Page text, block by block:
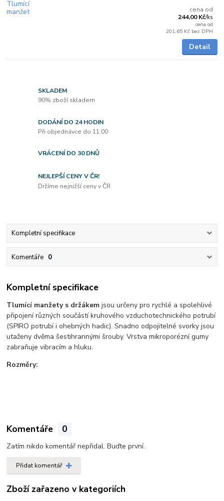
cena od
244,00 Kč/ks
cena od
201,65 Kč bez DPH
Detail
SKLADEM
90% zboží skladem
DODÁNÍ DO 24 HODIN
Při objednávce do 11:00
VRÁCENÍ DO 30 DNŮ
NEJLEPŠÍ CENY V ČR!
Držíme nejnižší ceny v ČR
Kompletní specifikace
Komentáře 0
Kompletní specifikace
Tlumící manžety s držákem jsou určeny pro rychlé a spolehlivé
připojení různých součástí kruhového vzduchotechnického potrubí
(SPIRO potrubí i ohebných hadic).Snadno odpojitelné svorky jsou
utaženy dvěma šestihrannými šrouby. Vrstva mikroporézní gumy
zabraňuje vibracím a hluku.
Rozměry:
Komentáře 0
Zatím nikdo komentář nepřidal. Buďte první.
Přidat komentář
Zboží zařazeno v kategoriích